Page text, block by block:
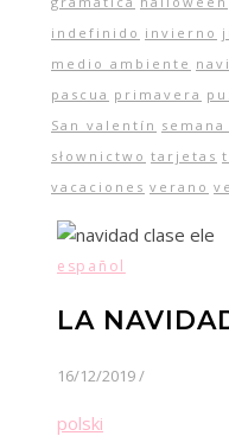
indefinido invierno
medio ambiente
pascua primavera
San valentín
słownictwo tarjetas
vacaciones verano
español
LA
16/12/2019/
polski